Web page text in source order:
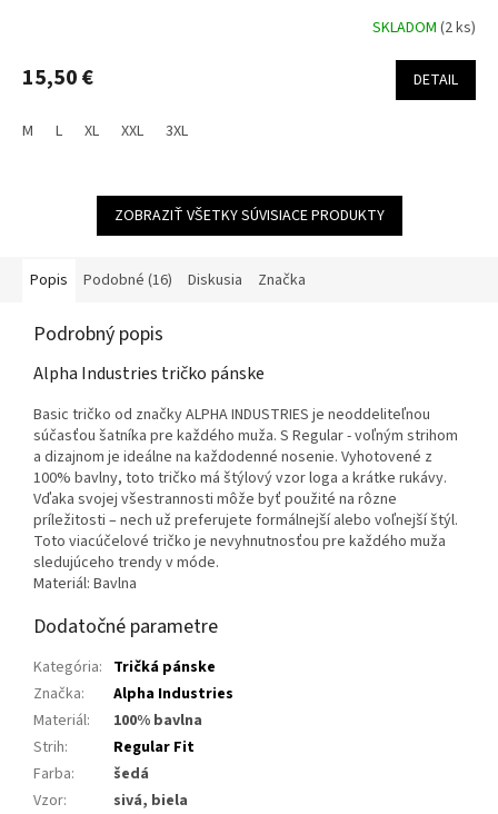
SKLADOM (2 ks)
15,50 € DETAIL
M L XL XXL 3XL
ZOBRAZIŤ VŠETKY SÚVISIACE PRODUKTY
Popis Podobné (16) Diskusia Značka
Podrobný popis
Alpha Industries tričko pánske
Basic tričko od značky ALPHA INDUSTRIES je neoddeliteľnou
súčasťou šatníka pre každého muža. S Regular - voľným strihom
a dizajnom je ideálne na každodenné nosenie. Vyhotovené z
100% bavlny, toto tričko má štýlový vzor loga a krátke rukávy.
Vďaka svojej všestrannosti môže byť použité na rôzne
príležitosti – nech už preferujete formálnejší alebo voľnejší štýl.
Toto viacúčelové tričko je nevyhnutnosťou pre každého muža
sledujúceho trendy v móde.
Materiál: Bavlna
Dodatočné parametre
Kategória: Tričká pánske
Značka:
Alpha Industries
Materiál:
100% bavlna
Strih:
Regular Fit
Farba:
šedá
Vzor:
sivá, biela